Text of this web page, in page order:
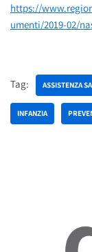
https://
umenti/2019-02/
Tag: ASSISTENZA
INFANZIA